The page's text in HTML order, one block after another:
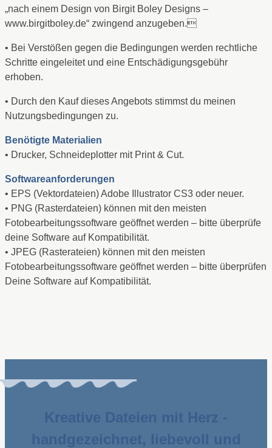
„nach einem Design von Birgit Boley Designs –
www.birgitboley.de“ zwingend anzugeben.
• Bei Verstößen gegen die Bedingungen werden rechtliche
Schritte eingeleitet und eine Entschädigungsgebühr
erhoben.
• Durch den Kauf dieses Angebots stimmst du meinen
Nutzungsbedingungen zu.
Benötigte Materialien
• Drucker, Schneideplotter mit Print & Cut.
Softwareanforderungen
• EPS (Vektordateien) Adobe Illustrator CS3 oder neuer.
• PNG (Rasterdateien) können mit den meisten
Fotobearbeitungssoftware geöffnet werden – bitte überprüfe
deine Software auf Kompatibilität.
• JPEG (Rasterateien) können mit den meisten
Fotobearbeitungssoftware geöffnet werden – bitte überprüfen
Deine Software auf Kompatibilität.
Kreative Dateien mit Herz -
handgezeichnet, liebevoll und